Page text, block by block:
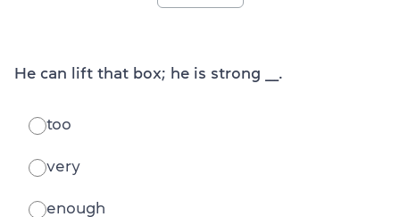
He can lift that box; he is strong ___.
too
very
enough